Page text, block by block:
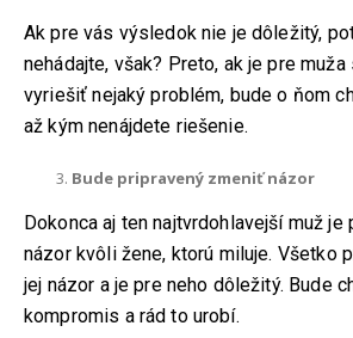
Ak pre vás výsledok nie je dôležitý,
nehádajte, však? Preto, ak je pre
vyriešiť nejaký problém, bude o ňom
až kým nenájdete riešenie.
Bude pripravený zmeniť názor
Dokonca aj ten najtvrdohlavejší muž
názor kvôli žene, ktorú miluje. Všetko
jej názor a je pre neho dôležitý. Bude
kompromis a rád to urobí.